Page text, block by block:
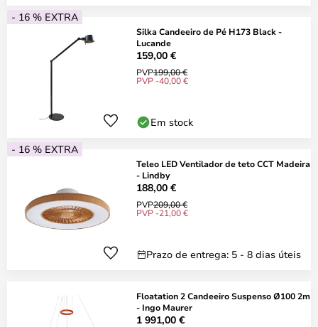
- 16 % EXTRA
Silka Candeeiro de Pé H173 Black -
Lucande
159,00 €
PVP199,00 €
PVP -40,00 €
Em stock
- 16 % EXTRA
Teleo LED Ventilador de teto CCT Madeira
- Lindby
188,00 €
PVP209,00 €
PVP -21,00 €
Prazo de entrega: 5 - 8 dias úteis
Floatation 2 Candeeiro Suspenso Ø100 2m
- Ingo Maurer
1 991,00 €